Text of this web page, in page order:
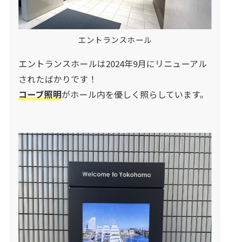
エントランスホール
エントランスホールは2024年9月にリニューアル
されたばかりです！
コーブ照明がホール内を優しく照らしています。